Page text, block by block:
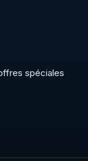
spéciales